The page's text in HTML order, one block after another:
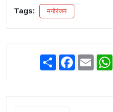
Tags: मनोरंजन
Share Facebook
Email